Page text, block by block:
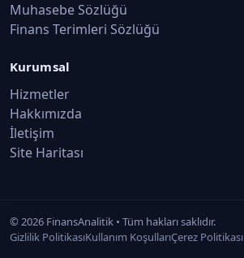
Muhasebe Sözlüğü
Finans Terimleri Sözlüğü
Kurumsal
Hizmetler
Hakkımızda
İletişim
Site Haritası
© 2026 FinansAnalitik • Tüm hakları saklıdır.
Gizlilik PolitikasıKullanım KoşullarıÇerez Politikası